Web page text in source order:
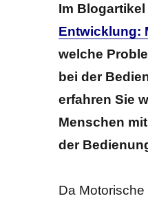
Im Blogartikel
Entwicklung:
welche
bei der
erfahren Sie
Menschen
der
Da